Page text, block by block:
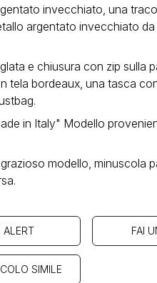
invecchiato, una
argentato invecchiato
e chiusura con zip sulla
tela bordeaux, una tasca
in Italy" Modello
grazioso modello, minuscola
ALERT FAI
SIMILE